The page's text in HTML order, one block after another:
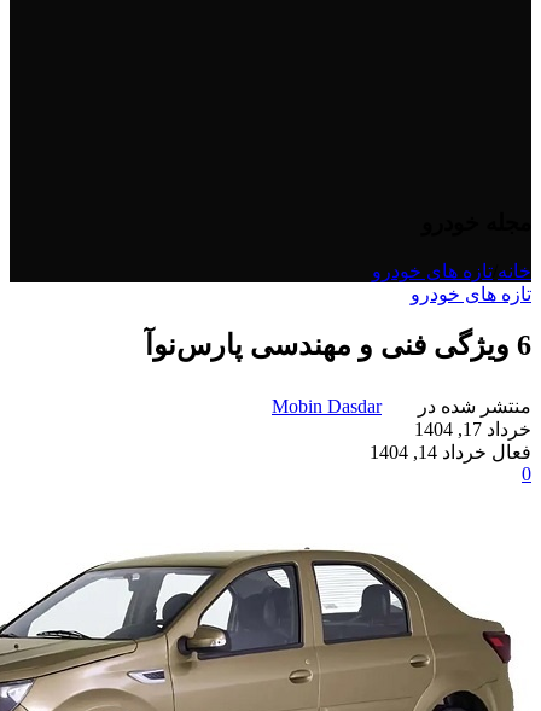
خانه تازه های خودرو
تازه های خودرو
6 ویژگی فنی و مهندسی پارس‌نوآ
منتشر شده در
Mobin Dasdar
خرداد 17, 1404
فعال خرداد 14, 1404
0